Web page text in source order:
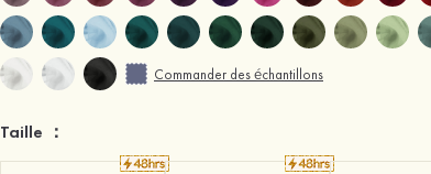
Commander des échantillons
Taille ：